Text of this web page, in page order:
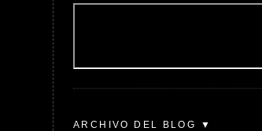
ARCHIVO DEL BLOG ▼